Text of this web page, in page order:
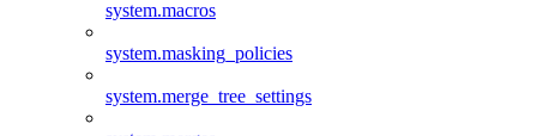
system.macros
system.masking_policies
system.merge_tree_settings